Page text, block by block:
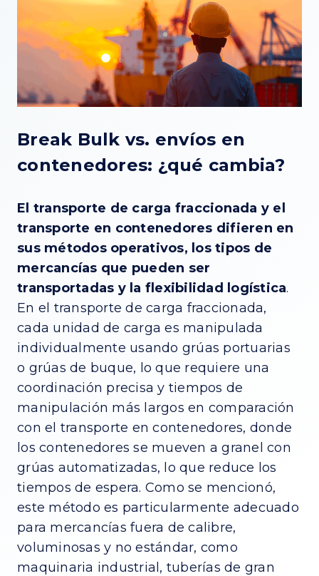
Break Bulk vs. envíos en
contenedores: ¿qué cambia?
El transporte de carga fraccionada y el
transporte en contenedores difieren en
sus métodos operativos, los tipos de
mercancías que pueden ser
transportadas y la flexibilidad logística.
En el transporte de carga fraccionada,
cada unidad de carga es manipulada
individualmente usando grúas portuarias
o grúas de buque, lo que requiere una
coordinación precisa y tiempos de
manipulación más largos en comparación
con el transporte en contenedores, donde
los contenedores se mueven a granel con
grúas automatizadas, lo que reduce los
tiempos de espera. Como se mencionó,
este método es particularmente adecuado
para mercancías fuera de calibre,
voluminosas y no estándar, como
maquinaria industrial, tuberías de gran